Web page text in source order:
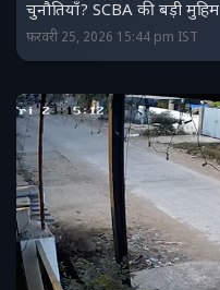
चुनौतियाँ? SCBA की बड़ी मुहिम
फ़रवरी 25, 2026 15:44 pm IST